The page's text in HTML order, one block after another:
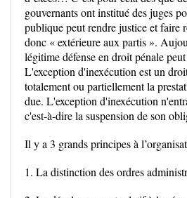
gouvernants ont institué des juges
publique peut rendre justice et faire
donc « extérieure aux partis ».
légitime défense en droit pénale
L'exception d'inexécution est un
totalement ou partiellement la
due. L'exception d'inexécution
c'est-à-dire la suspension de son
Il y a 3 grands principes à
1. La distinction des ordres